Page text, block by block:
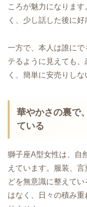
ころが魅力になりま
く、少し話した後に
一方で、本人は誰に
テるように見えても
く、簡単に安売りし
華やかさの裏で
ている
獅子座A型女性は、自
えています。服装、
どを無意識に整えて
はなく、日々の積み